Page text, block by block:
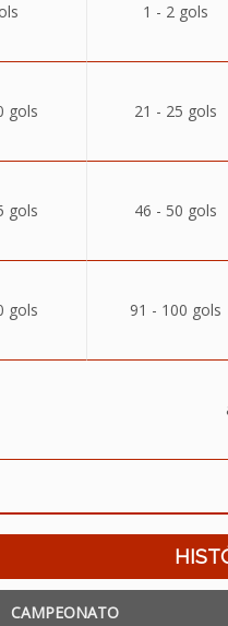
1 - 2 gols
gols 21 - 25 gols
gols 46 - 50 gols
gols 91 - 100 gols
CAMPEONATO